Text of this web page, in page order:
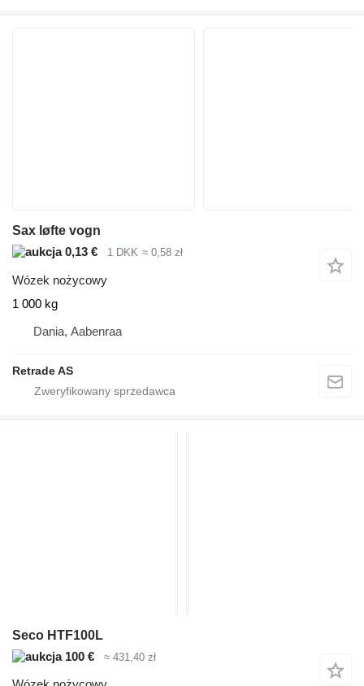
Sax løfte vogn
0,13 €
1 DKK ≈ 0,58 zł
Wózek nożycowy
1 000 kg
Dania, Aabenraa
Retrade AS
Seco HTF100L
100 €
≈ 431,40 zł